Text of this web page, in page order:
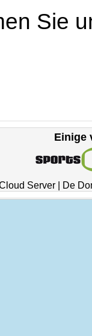
Sie
Einige
Server De